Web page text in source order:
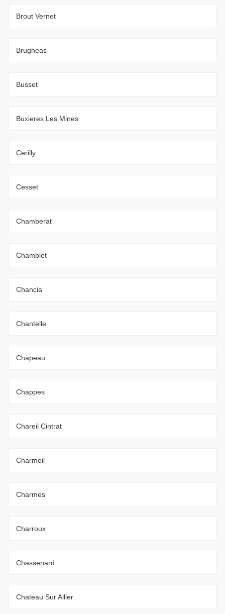
Brout Vernet
Brugheas
Busset
Buxieres Les Mines
Cerilly
Cesset
Chamberat
Chamblet
Chancia
Chantelle
Chapeau
Chappes
Chareil Cintrat
Charmeil
Charmes
Charroux
Chassenard
Chateau Sur Allier